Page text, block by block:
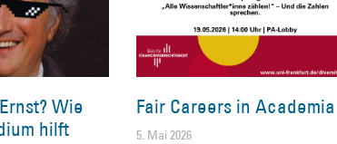
Wie
hilft
Fair Careers in Academia
5. Mai 2026